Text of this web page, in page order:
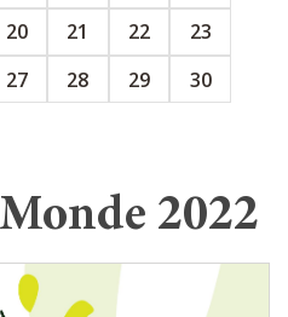
20 21 22
23
27 28 29
30
2022